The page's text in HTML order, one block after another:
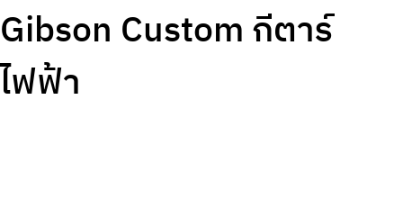
Gibson Custom กีตาร์
ไฟฟ้า